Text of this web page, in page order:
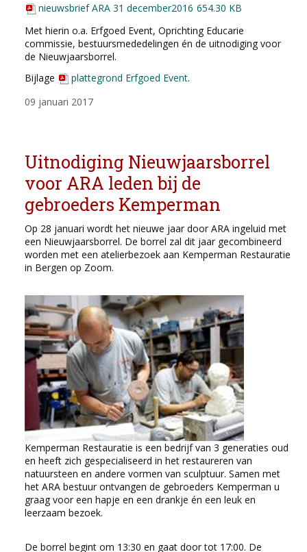
nieuwsbrief ARA 31 december2016 654.30 KB
Met hierin o.a. Erfgoed Event, Oprichting Educarie
commissie, bestuursmededelingen én de uitnodiging voor
de Nieuwjaarsborrel.
Bijlage
plattegrond Erfgoed Event.
09 januari 2017
Uitnodiging Nieuwjaarsborrel
voor ARA leden bij de
gebroeders Kemperman
Op 28 januari wordt het nieuwe jaar door ARA ingeluid met
een Nieuwjaarsborrel. De borrel zal dit jaar gecombineerd
worden met een atelierbezoek aan Kemperman Restauratie
in Bergen op Zoom.
Kemperman Restauratie is een bedrijf van 3 generaties oud
en heeft zich gespecialiseerd in het restaureren van
natuursteen en andere vormen van sculptuur. Samen met
het ARA bestuur ontvangen de gebroeders Kemperman u
graag voor een hapje en een drankje én een leuk en
leerzaam bezoek.
De borrel begint om 13:30 en gaat door tot 17:00. De